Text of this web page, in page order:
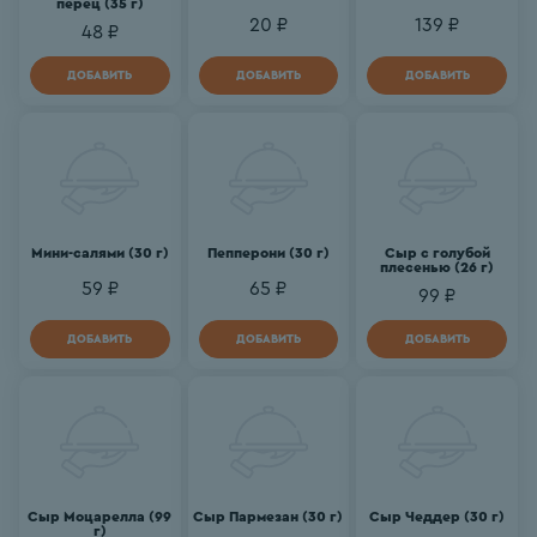
48 ₽
ДОБАВИТЬ
20 ₽
ДОБАВИТЬ
139 ₽
ДОБАВИТЬ
Мини-салями (30 г)
59 ₽
ДОБАВИТЬ
Пепперони (30 г)
65 ₽
ДОБАВИТЬ
Сыр с голубой
плесенью (26 г)
99 ₽
ДОБАВИТЬ
Сыр Моцарелла (99
г)
Сыр Пармезан (30 г) Сыр Чеддер (30 г)